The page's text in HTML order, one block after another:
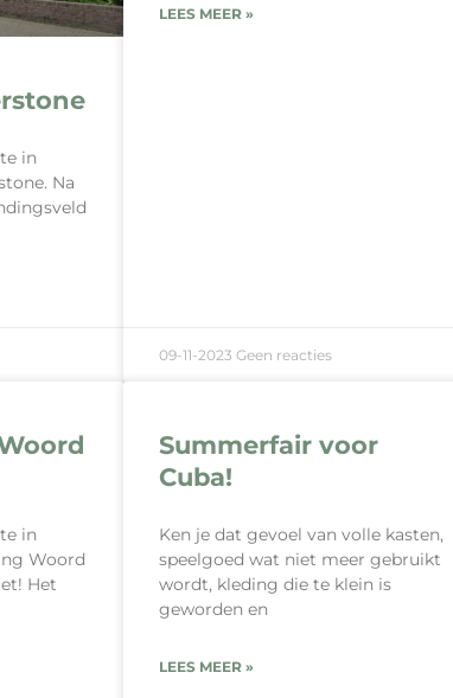
in
Na
LEES MEER »
09-11-2023 Geen reacties
in
Woord
Het
Summerfair voor
Cuba!
Ken je dat gevoel van volle kasten,
speelgoed wat niet meer gebruikt
wordt, kleding die te klein is
geworden en
LEES MEER »